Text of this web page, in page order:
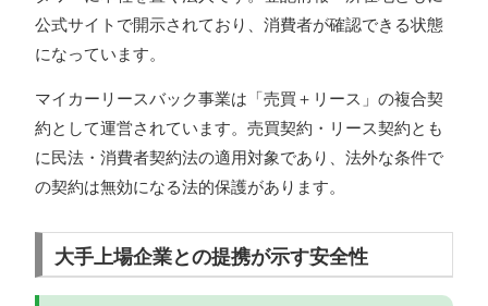
公式サイトで開示されており、消費者が確認できる状態
になっています。
マイカーリースバック事業は「売買＋リース」の複合契
約として運営されています。売買契約・リース契約とも
に民法・消費者契約法の適用対象であり、法外な条件で
の契約は無効になる法的保護があります。
大手上場企業との提携が示す安全性